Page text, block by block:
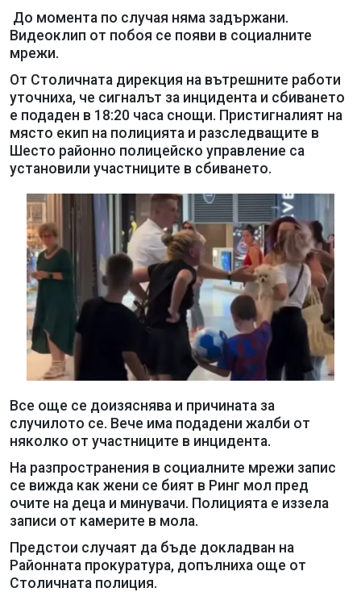
До момента по случая няма задържани.
Видеоклип от побоя се появи в социалните
мрежи.
От Столичната дирекция на вътрешните работи
уточниха, че сигналът за инцидента и сбиването
е подаден в 18:20 часа снощи. Пристигналият на
място екип на полицията и разследващите в
Шесто районно полицейско управление са
установили участниците в сбиването.
Все още се доизяснява и причината за
случилото се. Вече има подадени жалби от
няколко от участниците в инцидента.
На разпространения в социалните мрежи запис
се вижда как жени се бият в Ринг мол пред
очите на деца и минувачи. Полицията е иззела
записи от камерите в мола.
Предстои случаят да бъде докладван на
Районната прокуратура, допълниха още от
Столичната полиция.